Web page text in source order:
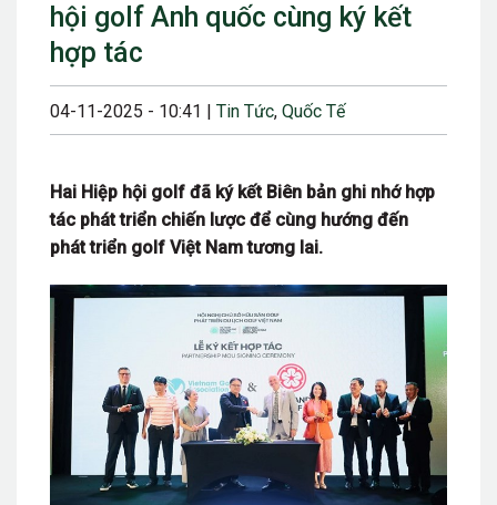
hội golf Anh quốc cùng ký kết
hợp tác
04-11-2025 - 10:41 | Tin Tức, Quốc Tế
Hai Hiệp hội golf đã ký kết Biên bản ghi nhớ hợp
tác phát triển chiến lược để cùng hướng đến
phát triển golf Việt Nam tương lai.